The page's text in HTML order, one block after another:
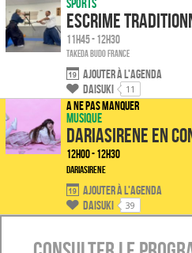
Sports
Escrime
11h45 - 12h30
Takeda Budo France
Ajouter à l'agenda
Daisuki
11
A ne pas manquer
Musique
Dariasirene en
12h00 - 12h30
Dariasirene
Ajouter à l'agenda
Daisuki
39